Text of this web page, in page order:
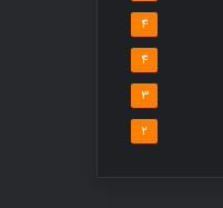
4
4
3
2